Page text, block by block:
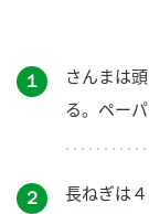
１
さんまは
る。ペー
２
長ねぎは